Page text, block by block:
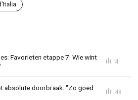
Favorieten etappe 7: Wie wint
4
absolute doorbraak: "Zo goed
48